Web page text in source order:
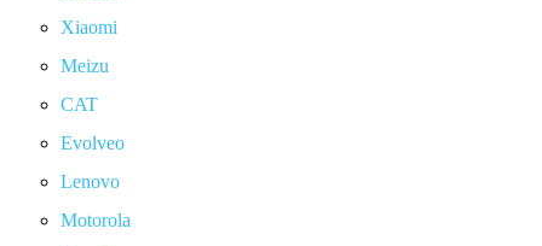
Xiaomi
Meizu
CAT
Evolveo
Lenovo
Motorola